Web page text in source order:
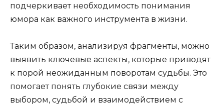
подчеркивает необходимость понимания
юмора как важного инструмента в жизни.
Таким образом, анализируя фрагменты, можно
выявить ключевые аспекты, которые приводят
к порой неожиданным поворотам судьбы. Это
помогает понять глубокие связи между
выбором, судьбой и взаимодействием с